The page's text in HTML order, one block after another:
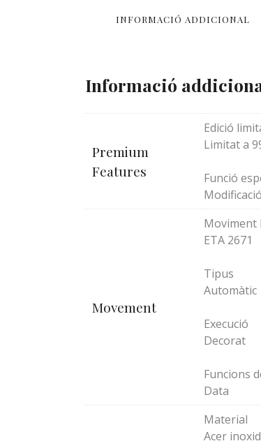
INFORMACIÓ ADDICIONAL
Informació
Premium
Features
Edició
Limitat a
Funció
Movement
Moviment
ETA 2671
Tipus
Automàtic
Execució
Decorat
Funcions
Data
Material
Acer